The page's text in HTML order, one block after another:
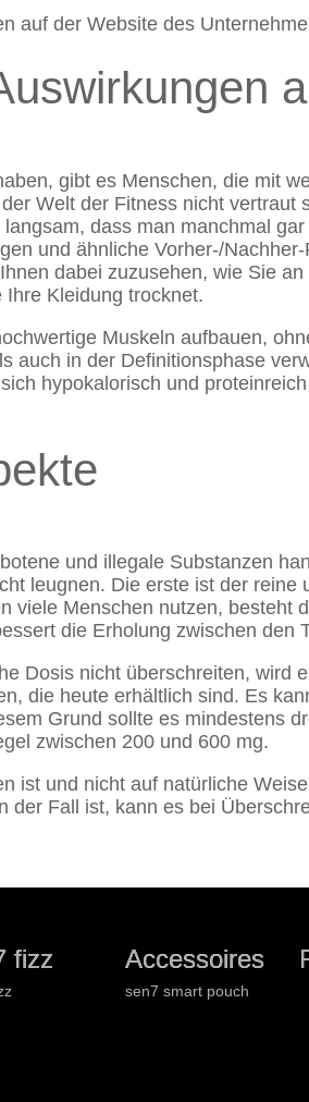
auf der Website des
gibt es Menschen, die mit
Welt der Fitness nicht
dass man manchmal
und ähnliche Vorher-/
dabei zuzusehen, wie Sie
Kleidung trocknet.
Muskeln aufbauen,
auch in der Definitionsphase
hypokalorisch und
und illegale Substanzen
leugnen. Die erste ist der
viele Menschen nutzen, besteht
die Erholung zwischen den
Dosis nicht überschreiten, wird
die heute erhältlich sind. Es
Grund sollte es mindestens
zwischen 200 und 600 mg.
ist und nicht auf natürliche
der Fall ist, kann es bei
fizz Accessoires
sen7 smart pouch